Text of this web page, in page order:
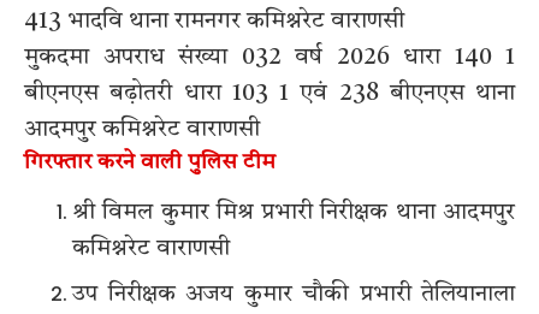
413 भादवि थाना रामनगर कमिश्नरेट वाराणसी
मुकदमा अपराध संख्या 032 वर्ष 2026 धारा 140 1
बीएनएस बढ़ोतरी धारा 103 1 एवं 238 बीएनएस थाना
आदमपुर कमिश्नरेट वाराणसी
गिरफ्तार करने वाली पुलिस टीम
श्री विमल कुमार मिश्र प्रभारी निरीक्षक थाना आदमपुर
कमिश्नरेट वाराणसी
उप निरीक्षक अजय कुमार चौकी प्रभारी तेलियानाला